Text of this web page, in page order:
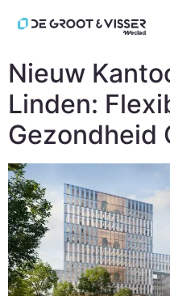
Tag:
Nieuw
Linden:
Gezondheid